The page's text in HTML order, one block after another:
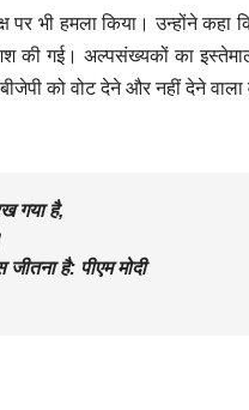
भी हमला किया। उन्होंने कहा
की गई। अल्पसंख्यकों का
को वोट देने और नहीं देने वाला
गया है,
है: पीएम मोदी